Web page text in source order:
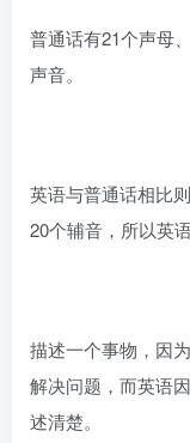
普通话有21个声母
声音。
英语与普通话相比
20个辅音，所以英
描述一个事物，因
解决问题，而英语
述清楚。